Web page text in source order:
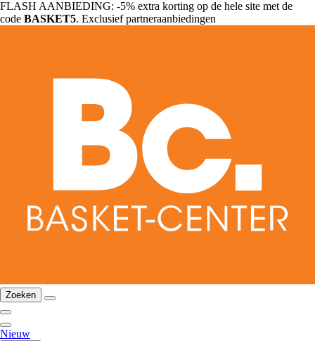
FLASH AANBIEDING: -5% extra korting op de hele site met de
code BASKET5. Exclusief partneraanbiedingen
Zoeken
Nieuw